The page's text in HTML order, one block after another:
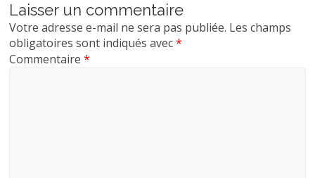
Laisser un commentaire
Votre adresse e-mail ne sera pas publiée. Les champs
obligatoires sont indiqués avec*
Commentaire*